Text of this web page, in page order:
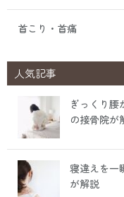
首こり・首痛
人気記事
ぎっくり
の接骨院が
寝違えを一
が解説